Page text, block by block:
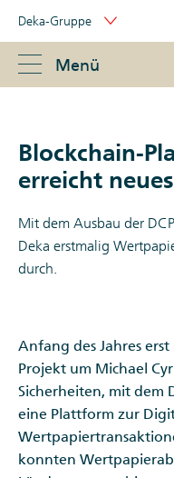
Links
Navigation
Portal
Navigation
Deka-Gruppe
Menü
Blockchain-
erreicht
Mit dem Ausbau der
Deka erstmalig
durch.
Anfang des Jahres
Projekt um Michael
Sicherheiten, mit dem
eine Plattform zur
konnten